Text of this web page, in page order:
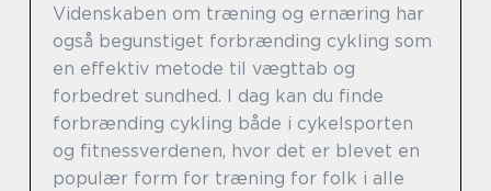
Videnskaben om træning og ernæring har
også begunstiget forbrænding cykling som
en effektiv metode til vægttab og
forbedret sundhed. I dag kan du finde
forbrænding cykling både i cykelsporten
og fitnessverdenen, hvor det er blevet en
populær form for træning for folk i alle